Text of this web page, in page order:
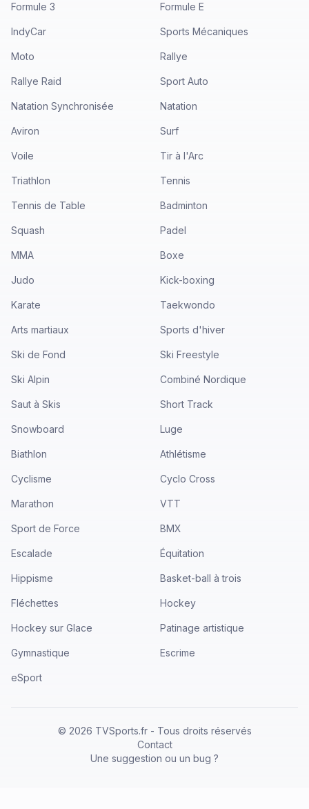
Formule 3 Formule E
IndyCar Sports Mécaniques
Moto Rallye
Rallye Raid Sport Auto
Natation Synchronisée Natation
Aviron Surf
Voile Tir à l'Arc
Triathlon Tennis
Tennis de Table Badminton
Squash Padel
MMA Boxe
Judo Kick-boxing
Karate Taekwondo
Arts martiaux Sports d'hiver
Ski de Fond Ski Freestyle
Ski Alpin Combiné Nordique
Saut à Skis Short Track
Snowboard Luge
Biathlon Athlétisme
Cyclisme Cyclo Cross
Marathon VTT
Sport de Force BMX
Escalade Équitation
Hippisme Basket-ball à trois
Fléchettes Hockey
Hockey sur Glace Patinage artistique
Gymnastique Escrime
eSport
© 2026 TVSports.fr - Tous droits réservés
Contact
Une suggestion ou un bug ?